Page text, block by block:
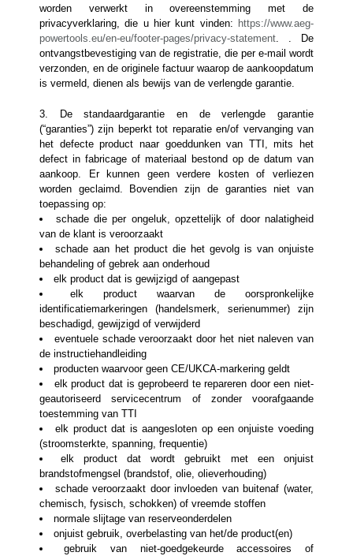
worden verwerkt in overeenstemming met de
privacyverklaring, die u hier kunt vinden: https://www.aeg-
powertools.eu/en-eu/footer-pages/privacy-statement. . De
ontvangstbevestiging van de registratie, die per e-mail wordt
verzonden, en de originele factuur waarop de aankoopdatum
is vermeld, dienen als bewijs van de verlengde garantie.
3. De standaardgarantie en de verlengde garantie
(“garanties”) zijn beperkt tot reparatie en/of vervanging van
het defecte product naar goeddunken van TTI, mits het
defect in fabricage of materiaal bestond op de datum van
aankoop. Er kunnen geen verdere kosten of verliezen
worden geclaimd. Bovendien zijn de garanties niet van
toepassing op:
schade die per ongeluk, opzettelijk of door nalatigheid
van de klant is veroorzaakt
schade aan het product die het gevolg is van onjuiste
behandeling of gebrek aan onderhoud
elk product dat is gewijzigd of aangepast
elk product waarvan de oorspronkelijke
identificatiemarkeringen (handelsmerk, serienummer) zijn
beschadigd, gewijzigd of verwijderd
eventuele schade veroorzaakt door het niet naleven van
de instructiehandleiding
producten waarvoor geen CE/UKCA-markering geldt
elk product dat is geprobeerd te repareren door een niet-
geautoriseerd servicecentrum of zonder voorafgaande
toestemming van TTI
elk product dat is aangesloten op een onjuiste voeding
(stroomsterkte, spanning, frequentie)
elk product dat wordt gebruikt met een onjuist
brandstofmengsel (brandstof, olie, olieverhouding)
schade veroorzaakt door invloeden van buitenaf (water,
chemisch, fysisch, schokken) of vreemde stoffen
normale slijtage van reserveonderdelen
onjuist gebruik, overbelasting van het/de product(en)
gebruik van niet-goedgekeurde accessoires of